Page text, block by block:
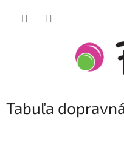
Tabuľa